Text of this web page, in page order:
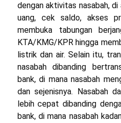
dengan aktivitas nasabah,
uang, cek saldo, akses
membuka tabungan
KTA/KMG/KPR hingga
listrik dan air. Selain itu,
nasabah dibanding
bank, di mana nasabah
dan sejenisnya. Nasabah
lebih cepat dibanding
bank, di mana nasabah